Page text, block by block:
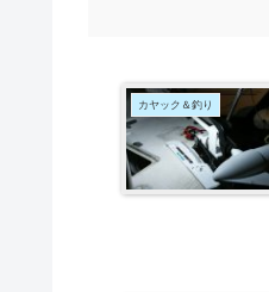
カヤック＆釣り